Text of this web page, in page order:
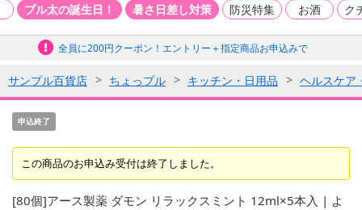
プル太の誕生日！ 暑さ日差し対策 防災特集 お酒 ク
全員に200円クーポン！エントリー＋指定商品お申込みで
サンプル百貨店 ちょっプル キッチン・日用品 ヘルスケア
申込終了
この商品のお申込み受付は終了しました。
[80個]アース製薬 ダモン リラックスミント 12ml×5本入 | よ